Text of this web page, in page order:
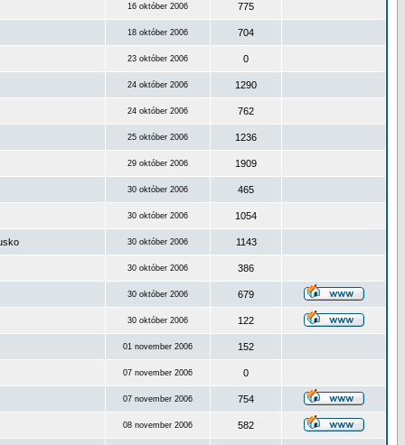
16 október 2006 775
18 október 2006 704
23 október 2006 0
24 október 2006 1290
24 október 2006 762
25 október 2006 1236
29 október 2006 1909
30 október 2006 465
30 október 2006 1054
30 október 2006 1143
30 október 2006 386
30 október 2006 679
30 október 2006 122
01 november 2006 152
07 november 2006 0
07 november 2006 754
08 november 2006 582